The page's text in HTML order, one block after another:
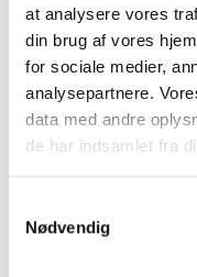
at analysere vores
din brug af vores
for sociale medier,
analysepartnere.
data med andre
de har indsamlet fra
Nødvendig